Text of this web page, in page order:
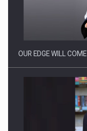
CEO Conference -
OUR EDGE WILL